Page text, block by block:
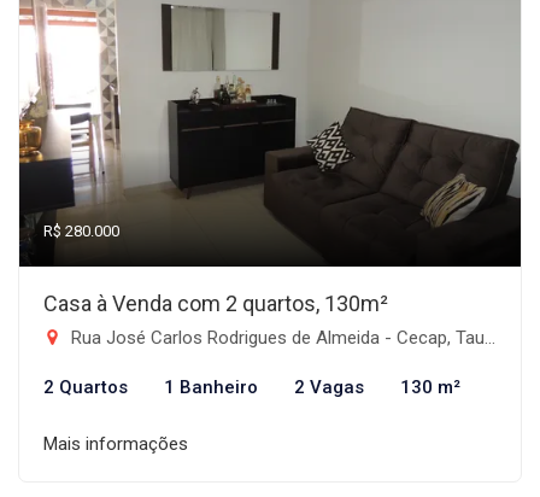
R$ 280.000
Casa à Venda com 2 quartos, 130m²
Rua José Carlos Rodrigues de Almeida - Cecap, Taubaté-SP
2 Quartos 1 Banheiro 2 Vagas 130 m²
Mais informações